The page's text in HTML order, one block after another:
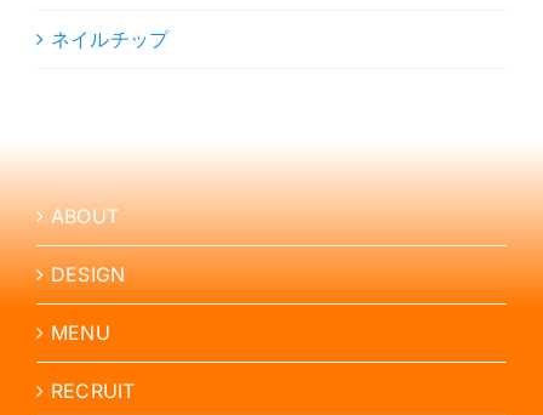
ネイルチップ
ABOUT
DESIGN
MENU
RECRUIT